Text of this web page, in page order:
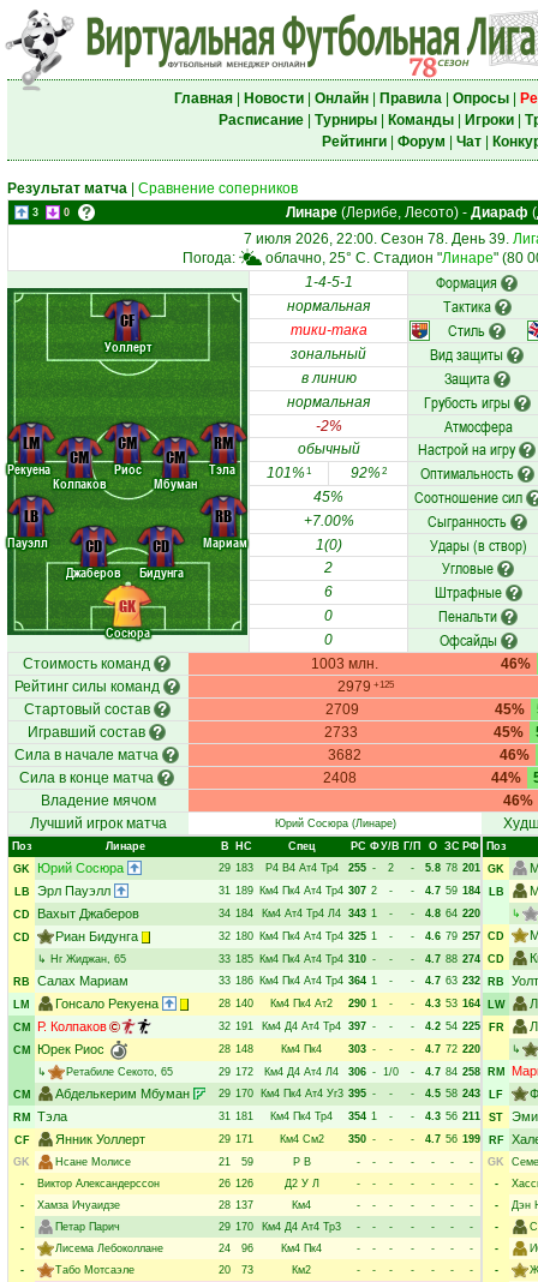
Главная| Новости| Онлайн| Правила| Опросы|
Расписание| Турниры| Команды| Игроки|
Рейтинги| Форум Чат|
Результат матча Сравнение соперников
3 0 Линаре(Лерибе, Лесото)- Диараф
7 июля 2026, 22:00. Сезон 78. День 39.
Погода:
облачно, 25° C. Стадион "Линаре" (80
Сосюра
Пауэлл
Джаберов
Бидунга
Мариам
Рекуена
Колпаков
Риос
Мбуман
Тэла
Уоллерт
GK
LB
CD
CD
RB
LM
CM
CM
CM
RM
CF
1-4-5-1 Формация
нормальная Тактика
тики-така Стиль
зональный Вид защиты
в линию Защита
нормальная Грубость игры
-2% Атмосфера
обычный Настрой на игру
101%1 92%2 Оптимальность
45% Соотношение сил
+7.00% Сыгранность
1(0) Удары (в створ)
2 Угловые
6 Штрафные
0 Пенальти
0 Офсайды
Стоимость команд 1003 млн.
46%
Рейтинг силы команд
2979 +125
Стартовый состав 2709 45%
Игравший состав
2733 45%
Сила в начале матча
3682
46%
Сила в конце матча
2408 44%
Владение мячом
46%
Лучший игрок матча
Юрий Сосюра(Линаре)
Поз Линаре В НC Спец РC ФУ/В Г/П О ЗС РФ
GK
Юрий Сосюра 29 183 Р4 В4 Ат4 Тр4 255 - 2 - 5.8 78 201
LB
Эрл Пауэлл 31 189 Км4 Пк4 Ат4 Тр4 307 2 - - 4.7 59 184
CD
Вахыт Джаберов 34 184 Км4 Ат4 Тр4 Л4 343 1 - - 4.8 64 220
CD
Риан Бидунга 32 180 Км4 Пк4 Ат4 Тр4 325 1 - - 4.6 79 257
↳ Нг Жиджан, 65 33 185 Км4 Пк4 Ат4 Тр4 310 - - - 4.7 88 274
RB
Салах Мариам 33 186 Км4 Пк4 Ат4 Тр4 364 1 - - 4.7 63 232
LM
Гонсало Рекуена 28 140 Км4 Пк4 Ат2 290 1 - - 4.3 53 164
CM
Р. Колпаков 32 191 Км4 Д4 Ат4 Тр4 397 - - - 4.2 54 225
CM
Юрек Риос 28 148 Км4 Пк4 303 - - - 4.7 72 220
↳
Ретабиле Секото, 65 29 172 Км4 Д4 Ат4 Л4 306 - 1/0 - 4.7 84 258
CM
Абделькерим Мбуман 29 170 Км4 Пк4 Ат4 Уг3 395 - - - 4.5 58 243
RM
Тэла 31 181 Км4 Пк4 Тр4 354 1 - - 4.3 56 211
CF
Янник Уоллерт 29 171 Км4 См2 350 - - - 4.7 56 199
GK
Нсане Молисе 21 59 Р В - - - - - -
-
-
Виктор Александерссон 26 126 Д2 У Л - - - - - -
-
-
Хамза Ичуаидзе 28 137 Км4 - - - - - -
-
-
Петар Парич 29 170 Км4 Д4 Ат4 Тр3 - - - - - -
-
-
Лисема Лебоколлане 24 96 Км4 Пк4 - - - - - -
-
-
Табо Мотсаэле 20 73 Км2 - - - - - -
-
Поз
GK
LB
↳
CD
CD
RB
LW
FR
↳
RM
LF
ST
RF
GK
-
-
Дэн
-
-
-